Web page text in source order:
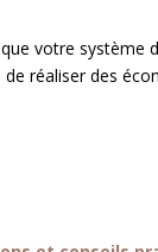
votre système
réaliser des